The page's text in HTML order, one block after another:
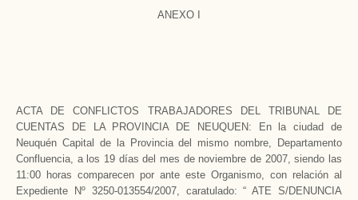
ANEXO I
ACTA DE CONFLICTOS TRABAJADORES DEL TRIBUNAL DE
CUENTAS DE LA PROVINCIA DE NEUQUEN: En la ciudad de
Neuquén Capital de la Provincia del mismo nombre, Departamento
Confluencia, a los 19 días del mes de noviembre de 2007, siendo las
11:00 horas comparecen por ante este Organismo, con relación al
Expediente Nº 3250-013554/2007, caratulado: “ ATE S/DENUNCIA